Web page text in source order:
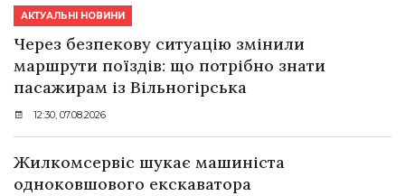
АКТУАЛЬНІ НОВИНИ
Через безпекову ситуацію змінили
маршрути поїздів: що потрібно знати
пасажирам із Вільногірська
12:30, 07.08.2026
Жилкомсервіс шукає машиніста
одноковшового екскаватора